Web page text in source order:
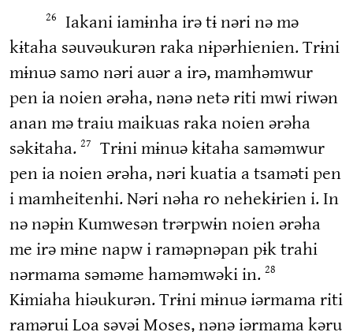
26
Iakani iamɨnha irə tɨ nəri nə mə
kɨtaha səuvəukurən raka nɨpərhienien. Trɨni
mɨnuə samo nəri auər a irə, mamhəmwur
pen ia noien ərəha, nənə netə riti mwi riwən
anan mə traiu maikuas raka noien ərəha
səkɨtaha. 27
Trɨni mɨnuə kɨtaha saməmwur
pen ia noien ərəha, nəri kuatia a tsaməti pen
i mamheitenhi. Nəri nəha ro nehekɨrien i. In
nə nəpɨn Kumwesən trərpwɨn noien ərəha
me irə mɨne napw i raməpnəpan pɨk trahi
nərmama səməme haməmwəki in. 28
Kɨmiaha hiəukurən. Trɨni mɨnuə iərmama riti
ramərui Loa səvəi Moses, nənə iərmama kəru